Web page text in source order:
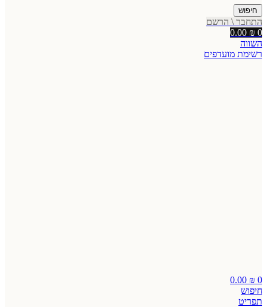
חיפוש
התחבר \ הרשם
0
0.00 ₪
השווה
רשימת מועדפים
0
0.00 ₪
חיפוש
תפריט